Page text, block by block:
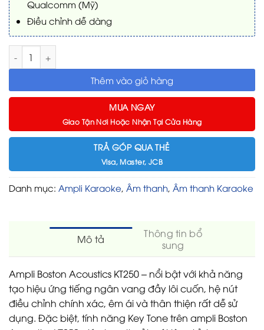
Qualcomm (Mỹ)
Điều chỉnh dễ dàng
Ampli Boston Acoustics KT250 số lượng
Thêm vào giỏ hàng
MUA NGAY
Giao Tận Nơi Hoặc Nhận Tại Cửa Hàng
TRẢ GÓP QUA THẺ
Visa, Master, JCB
Danh mục: Ampli Karaoke Âm thanh Âm thanh Karaoke
Mô tả
Thông tin bổ
sung
Ampli Boston Acoustics KT250 – nổi bật với khả năng
tạo hiệu ứng tiếng ngân vang đầy lôi cuốn, hệ nút
điều chỉnh chính xác, êm ái và thân thiện rất dễ sử
dụng. Đặc biệt, tính năng Key Tone trên ampli Boston